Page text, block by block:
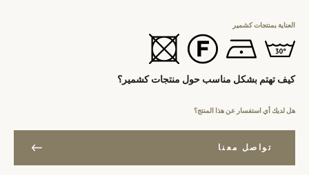
العناية بمنتجات كشمير
كيف تهتم بشكل مناسب حول منتجات كشمير؟
هل لديك أي استفسار عن هذا المنتج؟
تواصل معنا